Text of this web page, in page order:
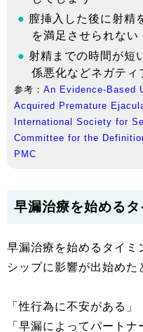
膣挿入した後に射精
を満足させられない
射精までの時間が短
係悪化などネガティ
参考： An Evidence-Based
Acquired Premature
International Society for
Committee for the
PMC
早漏治療を始める
早漏治療を始めるタイミ
シップに影響が出始めた
「性行為に不安がある
「早漏によってパート